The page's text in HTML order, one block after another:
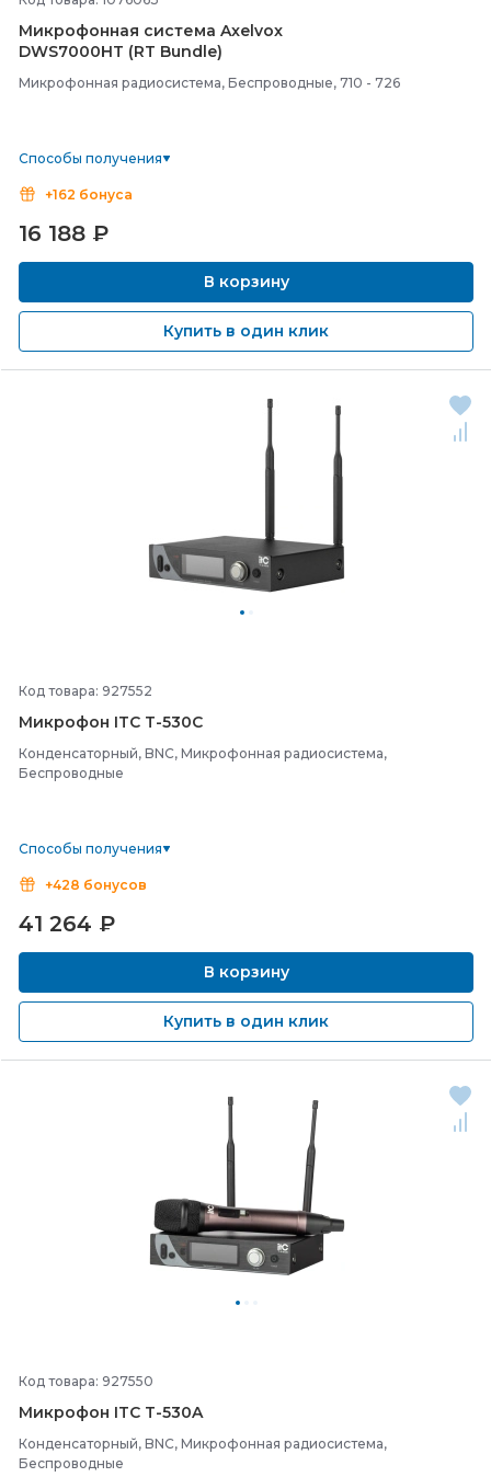
Микрофонная система Axelvox
DWS7000HT (RT Bundle)
Микрофонная радиосистема, Беспроводные, 710 - 726
Способы получения
+162 бонуса
16 188 ₽
В корзину
Купить в один клик
Код товара: 927552
Микрофон ITC T-530C
Конденсаторный, BNC, Микрофонная радиосистема,
Беспроводные
Способы получения
+428 бонусов
41 264 ₽
В корзину
Купить в один клик
Код товара: 927550
Микрофон ITC T-530A
Конденсаторный, BNC, Микрофонная радиосистема,
Беспроводные